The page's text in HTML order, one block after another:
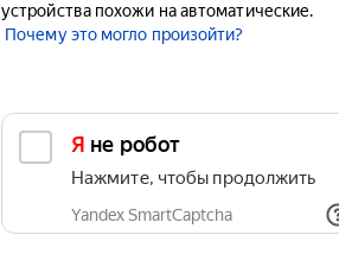
устройства похожи на автоматические.
Почему это могло произойти?
Я не робот
Нажмите, чтобы продолжить
Yandex SmartCaptcha